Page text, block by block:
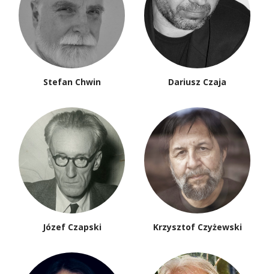
Stefan Chwin Dariusz Czaja
Józef Czapski Krzysztof Czyżewski